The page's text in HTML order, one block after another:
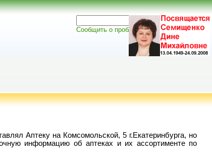
Сообщить о проблеме
Аптеку на Комсомольской, 5 г.Екатеринбурга, но
информацию об аптеках и их ассортименте по